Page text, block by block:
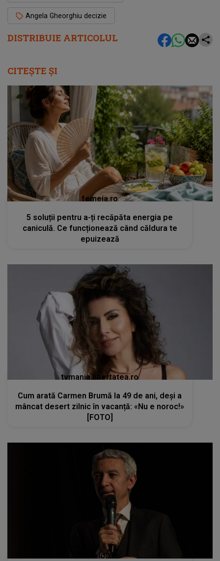
DISTRIBUIE ARTICOLUL
Angela Gheorghiu decizie
CITEȘTE ȘI
femeia.ro
5 soluții pentru a-ți recăpăta energia pe
caniculă. Ce funcționează când căldura te
epuizează
tvmania.libertatea.ro
Cum arată Carmen Brumă la 49 de ani, deși a
mâncat desert zilnic în vacanță: «Nu e noroc!»
[FOTO]
kanald2.ro